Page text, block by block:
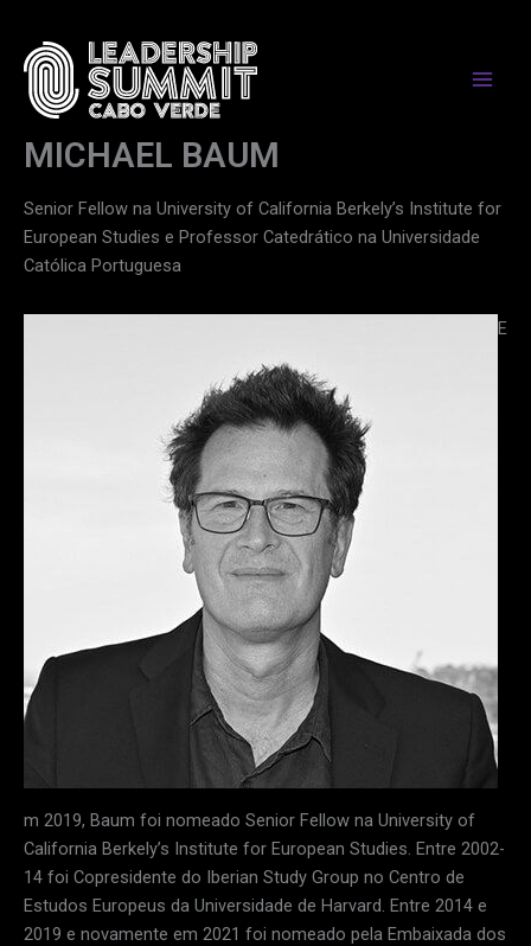
content
MICHAEL BAUM
Senior Fellow na University of California Berkely’s Institute for
European Studies e Professor Catedrático na Universidade
Católica Portuguesa
E
m 2019, Baum foi nomeado Senior Fellow na University of
California Berkely’s Institute for European Studies. Entre 2002-
14 foi Copresidente do Iberian Study Group no Centro de
Estudos Europeus da Universidade de Harvard. Entre 2014 e
2019 e novamente em 2021 foi nomeado pela Embaixada dos